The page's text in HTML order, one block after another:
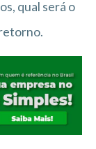
qual será o